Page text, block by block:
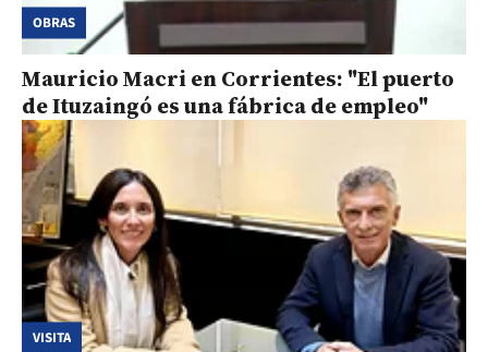
OBRAS
Mauricio Macri en Corrientes: "El puerto
de Ituzaingó es una fábrica de empleo"
VISITA